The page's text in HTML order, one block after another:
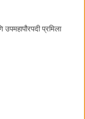
उपमहापौरपदी प्रमिला